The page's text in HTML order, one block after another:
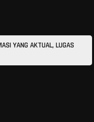
YANG AKTUAL, LUGAS